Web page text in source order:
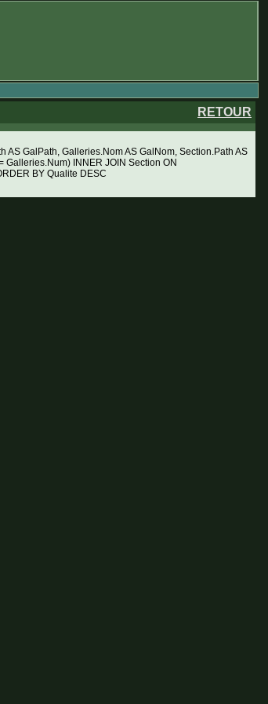
RETOUR
GalPath, Galleries.Nom AS GalNom, Section.Path AS
INNER JOIN Section ON
BY Qualite DESC